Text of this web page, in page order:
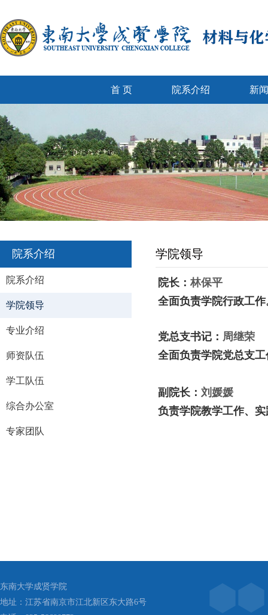
首 页 院系介绍 新
院系介绍
院系介绍
学院领导
专业介绍
师资队伍
学工队伍
综合办公室
专家团队
学院领导
院长： 林保平
全面负责学院行政工
党总支书记： 周继荣
全面负责学院党总支
副院长： 刘媛媛
负责学院教学工作、
东南大学成贤学院
地址：江苏省南京市江北新区东大路6号